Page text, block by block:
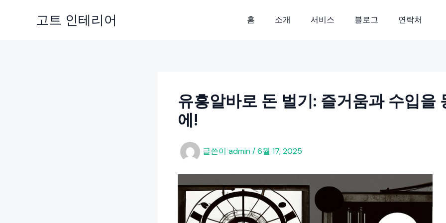
고트 인테리어 홈 소개 서비스 블로그 연락처
유흥알바로 돈 벌기: 즐거움과 수입을
에!
글쓴이 admin/6월 17, 2025